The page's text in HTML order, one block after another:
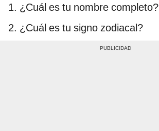
1. ¿Cuál es tu nombre completo?
2. ¿Cuál es tu signo zodiacal?